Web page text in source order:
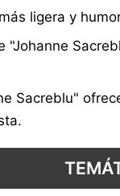
ligera y
"Johanne
Sacreblu"